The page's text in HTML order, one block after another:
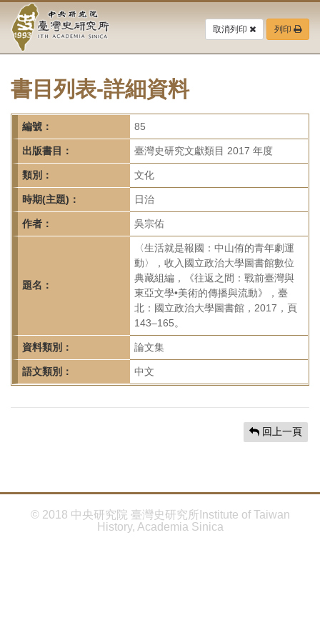
要
中
央
研
究
院-
臺
灣
史
研
所-
頁
取消列印 列印
書目列表-詳細資料
編號： 85
出版書目： 臺灣史研究文獻類目 2017 年度
類別： 文化
時期(主題)： 日治
作者： 吳宗佑
題名：
〈生活就是報國：中山侑的青年劇運
動〉，收入國立政治大學圖書館數位
典藏組編，《往返之間：戰前臺灣與
東亞文學•美術的傳播與流動》，臺
北：國立政治大學圖書館，2017，頁
143–165。
資料類別： 論文集
語文類別： 中文
回上一頁
© 2018 中央研究院 臺灣史研究所Institute of Taiwan
History, Academia Sinica